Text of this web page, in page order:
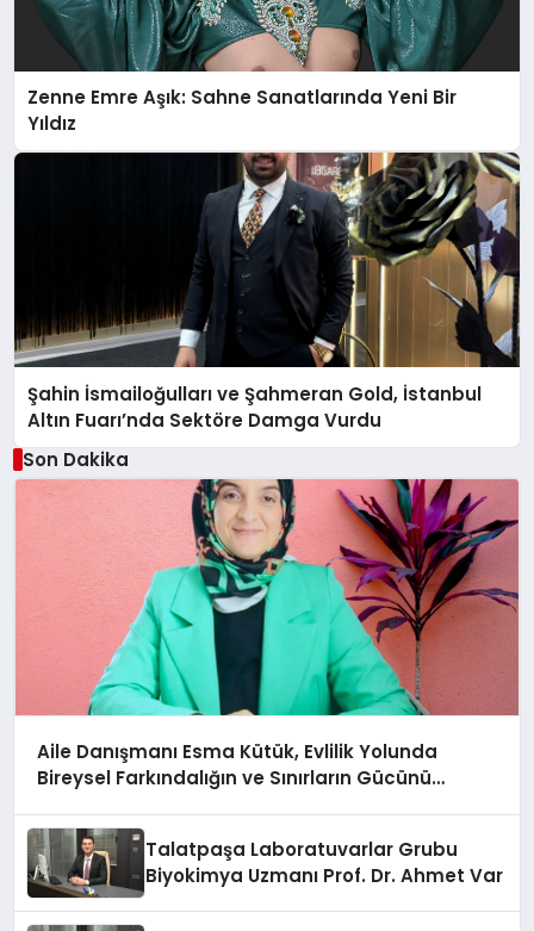
Zenne Emre Aşık: Sahne Sanatlarında Yeni Bir
Yıldız
Şahin İsmailoğulları ve Şahmeran Gold, İstanbul
Altın Fuarı’nda Sektöre Damga Vurdu
Son Dakika
Aile Danışmanı Esma Kütük, Evlilik Yolunda
Bireysel Farkındalığın ve Sınırların Gücünü
Talatpaşa Laboratuvarlar Grubu
Biyokimya Uzmanı Prof. Dr. Ahmet Var